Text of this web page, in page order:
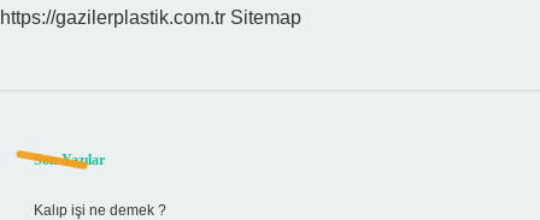
https://gazilerplastik.com.tr Sitemap
Sidebar
Son Yazılar
Kalıp işi ne demek ?